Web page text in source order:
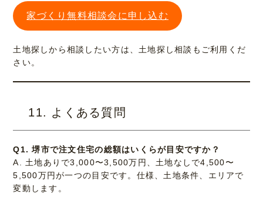
家づくり無料相談会に申し込む
土地探しから相談したい方は、土地探し相談もご利用くだ
さい。
11. よくある質問
Q1. 堺市で注文住宅の総額はいくらが目安ですか？
A. 土地ありで3,000〜3,500万円、土地なしで4,500〜
5,500万円が一つの目安です。仕様、土地条件、エリアで
変動します。